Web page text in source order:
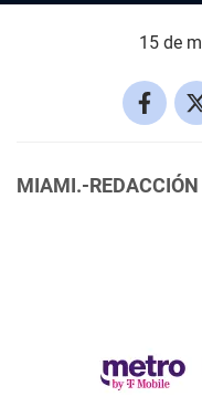
15 de
MIAMI.-REDACCIÓN